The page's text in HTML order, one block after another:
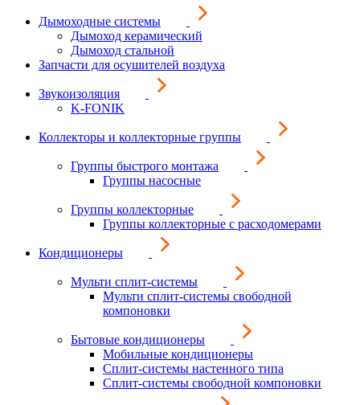
Дымоходные системы
Дымоход керамический
Дымоход стальной
Запчасти для осушителей воздуха
Звукоизоляция
K-FONIK
Коллекторы и коллекторные группы
Группы быстрого монтажа
Группы насосные
Группы коллекторные
Группы коллекторные с расходомерами
Кондиционеры
Мульти сплит-системы
Мульти сплит-системы свободной
компоновки
Бытовые кондиционеры
Мобильные кондиционеры
Сплит-системы настенного типа
Сплит-системы свободной компоновки